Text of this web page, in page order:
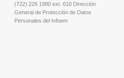
(722) 226 1980 ext. 610 Dirección
General de Protección de Datos
Personales del Infoem